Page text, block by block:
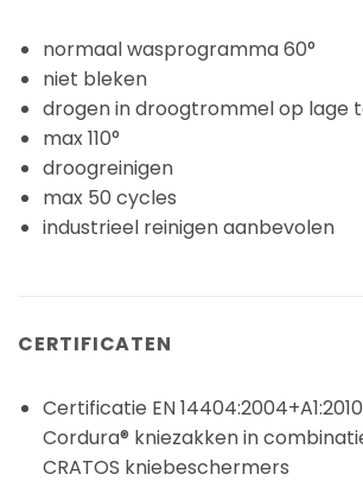
normaal wasprogramma 60°
niet bleken
drogen in droogtrommel op lage
max 110°
droogreinigen
max 50 cycles
industrieel reinigen aanbevolen
CERTIFICATEN
Certificatie EN
Cordura® kniezakken in
CRATOS kniebeschermers